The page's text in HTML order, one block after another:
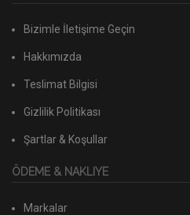
Bizimle İletişime Geçin
Hakkımızda
Teslimat Bilgisi
Gizlilik Politikası
Şartlar & Koşullar
ÖDEME & NAKLIYE
Markalar